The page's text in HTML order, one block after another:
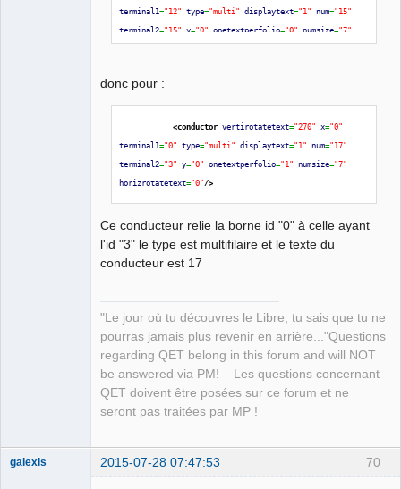
terminal1="12" type="multi" displaytext="1" num="15"
terminal2="15" y="0" onetextperfolio="0" numsize="7"
donc pour :
<conductor vertirotatetext="270" x="0"
terminal1="0" type="multi" displaytext="1" num="17"
terminal2="3" y="0" onetextperfolio="1" numsize="7"
horizrotatetext="0"/>
Ce conducteur relie la borne id "0" à celle ayant
l'id "3" le type est multifilaire et le texte du
conducteur est 17
"Le jour où tu découvres le Libre, tu sais que tu ne
pourras jamais plus revenir en arrière..."Questions
regarding QET belong in this forum and will NOT
be answered via PM! – Les questions concernant
QET doivent être posées sur ce forum et ne
seront pas traitées par MP !
70
galexis 2015-07-28 07:47:53